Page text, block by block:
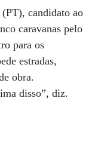
candidato ao
caravanas pelo
para os
estradas,
obra.
disso”, diz.